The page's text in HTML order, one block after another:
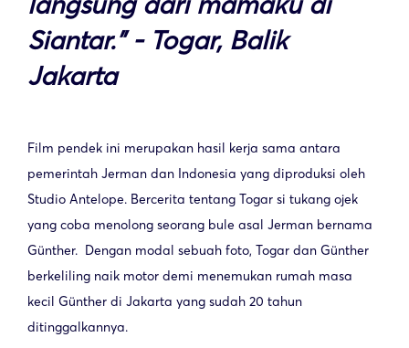
Siantar.” - Togar, Balik
Jakarta
Film pendek ini merupakan hasil kerja sama antara
pemerintah Jerman dan Indonesia yang diproduksi oleh
Studio Antelope. Bercerita tentang Togar si tukang ojek
yang coba menolong seorang bule asal Jerman bernama
Günther. Dengan modal sebuah foto, Togar dan Günther
berkeliling naik motor demi menemukan rumah masa
kecil Günther di Jakarta yang sudah 20 tahun
ditinggalkannya.